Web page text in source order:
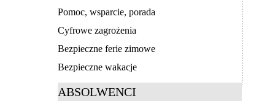
Pomoc, wsparcie, porada
Cyfrowe zagrożenia
Bezpieczne ferie zimowe
Bezpieczne wakacje
ABSOLWENCI